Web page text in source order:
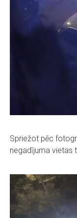
Spriežot pēc
negadījuma vietas